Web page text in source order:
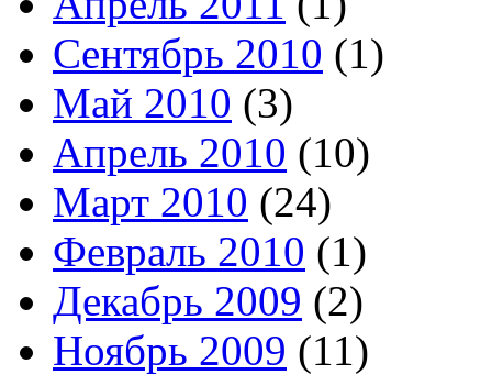
Сентябрь 2010 (1)
Май 2010 (3)
Апрель 2010 (10)
Март 2010 (24)
Февраль 2010 (1)
Декабрь 2009 (2)
Ноябрь 2009 (11)